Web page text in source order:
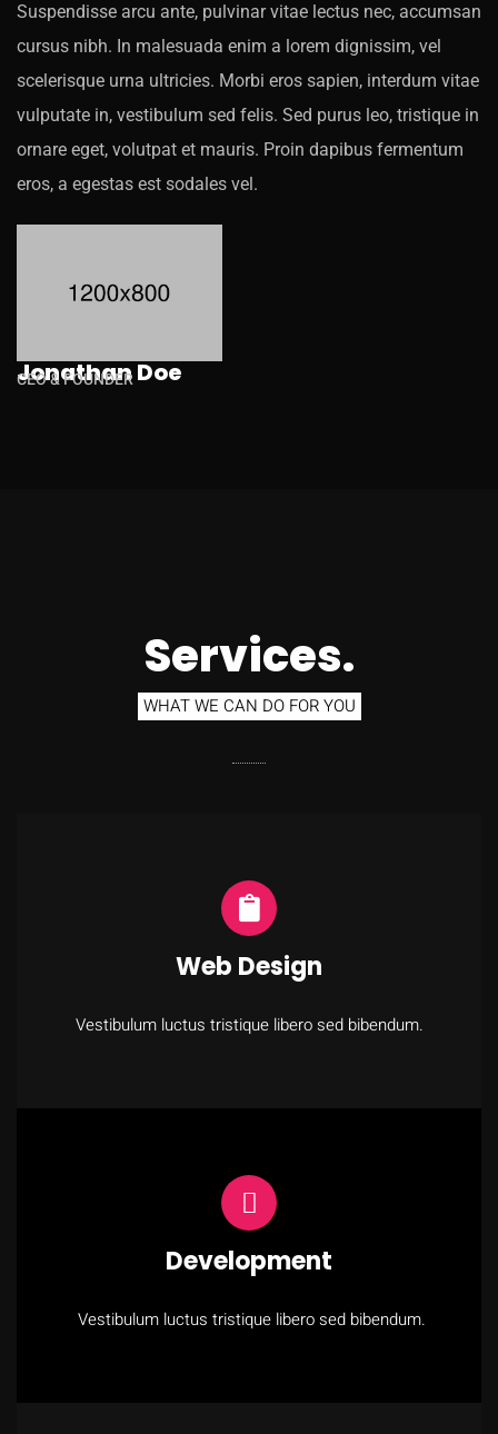
Suspendisse arcu ante, pulvinar vitae lectus nec, accumsan
cursus nibh. In malesuada enim a lorem dignissim, vel
scelerisque urna ultricies. Morbi eros sapien, interdum vitae
vulputate in, vestibulum sed felis. Sed purus leo, tristique in
ornare eget, volutpat et mauris. Proin dapibus fermentum
eros, a egestas est sodales vel.
Jonathan Doe
CEO & FOUNDER
Services.
WHAT WE CAN DO FOR YOU
Web Design
Vestibulum luctus tristique libero sed bibendum.
Development
Vestibulum luctus tristique libero sed bibendum.